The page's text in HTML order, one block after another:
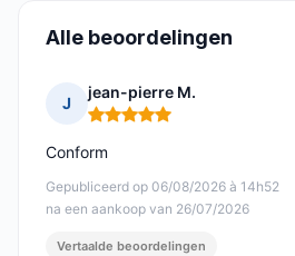
Alle beoordelingen
J
jean-pierre M.
Opmerking: 5 van 5
Gepubliceerd op 06/08/2026 à 14h52
na een aankoop van 26/07/2026
Conform
Vertaalde beoordelingen